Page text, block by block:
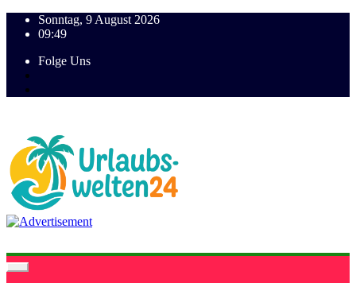
Sonntag, 9 August 2026
09:49
Folge Uns